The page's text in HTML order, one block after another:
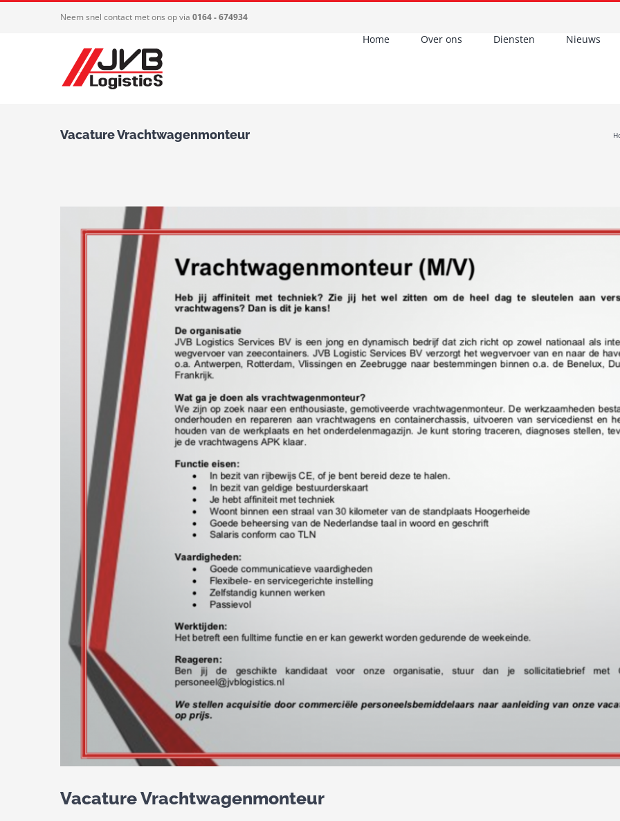
Neem snel contact met ons op via 0164 - 674934
Home Over ons Diensten Nieuws
Vacature Vrachtwagenmonteur
grotere
Vacature Vrachtwagenmonteur